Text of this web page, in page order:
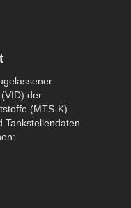
der
(MTS-K)
Tankstellendaten